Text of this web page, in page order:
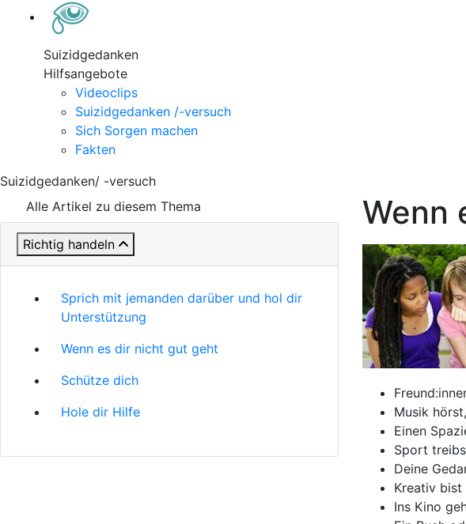
Suizidgedanken
Hilfsangebote
Videoclips
Suizidgedanken /-versuch
Sich Sorgen machen
Fakten
Suizidgedanken/ -versuch
Alle Artikel zu diesem Thema
Richtig handeln
Sprich mit jemanden darüber und hol dir
Unterstützung
Wenn es dir nicht gut geht
Schütze dich
Hole dir Hilfe
Wenn
Musik
Einen
Sport
Deine
Kreativ bist
Ins Kino